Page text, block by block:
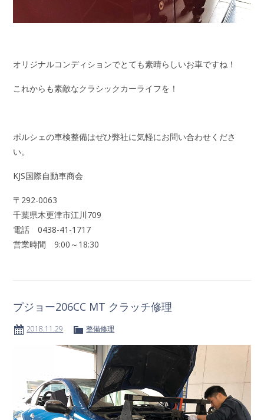
オリジナルコンディションでとても素晴らしいお車ですね！
これからも素敵なクラシックカーライフを！
ポルシェの車検整備はぜひ弊社に気軽にお問い合わせくださ
い。
KJS国際自動車商会
〒292-0063
千葉県木更津市江川709
電話 0438-41-1717
営業時間 9:00～18:30
プジョー206CC MT クラッチ修理
2018.11.29 整備修理